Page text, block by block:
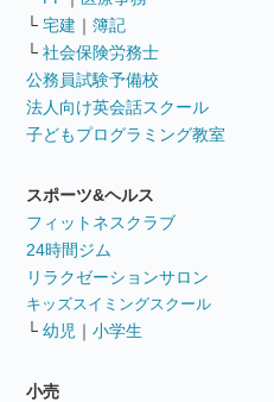
└ 宅建 ｜ 簿記
└ 社会保険労務士
公務員試験予備校
法人向け英会話スクール
子どもプログラミング教室
スポーツ&ヘルス
フィットネスクラブ
24時間ジム
リラクゼーションサロン
キッズスイミングスクール
└ 幼児 ｜ 小学生
小売